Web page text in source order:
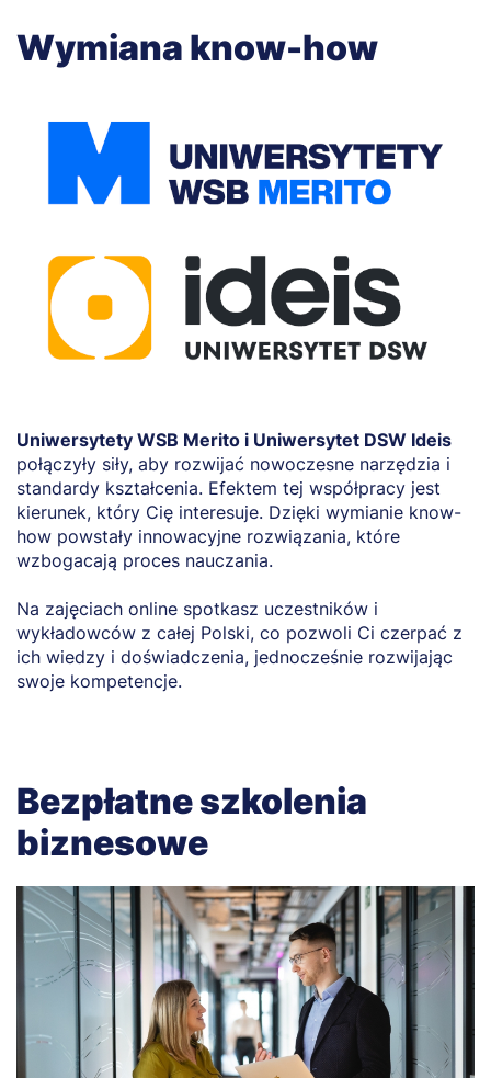
Wymiana know-how
Uniwersytety WSB Merito i Uniwersytet DSW Ideis
połączyły siły, aby rozwijać nowoczesne narzędzia i
standardy kształcenia. Efektem tej współpracy jest
kierunek, który Cię interesuje. Dzięki wymianie know-
how powstały innowacyjne rozwiązania, które
wzbogacają proces nauczania.
Na zajęciach online spotkasz uczestników i
wykładowców z całej Polski, co pozwoli Ci czerpać z
ich wiedzy i doświadczenia, jednocześnie rozwijając
swoje kompetencje.
Bezpłatne szkolenia
biznesowe